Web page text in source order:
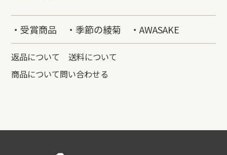
・受賞商品 ・季節の綾菊 ・AWASAKE
返品について
送料について
商品について問い合わせる